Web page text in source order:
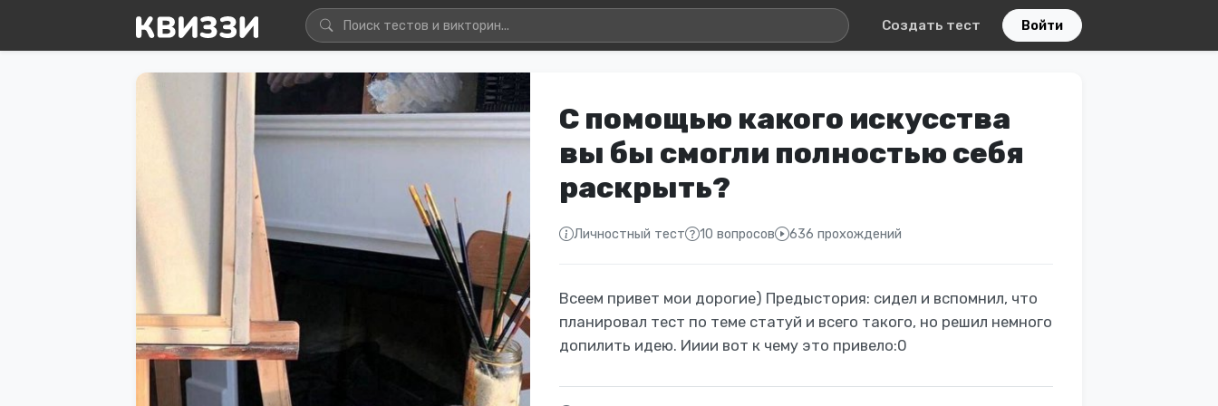
Создать тест Войти
С помощью какого искусства
вы бы смогли полностью себя
раскрыть?
Личностный тест 10 вопросов 636 прохождений
Всеем привет мои дорогие) Предыстория: cидел и вспомнил, что
планировал тест по теме статуй и всего такого, но решил немного
допилить идею. Ииии вот к чему это привело:0